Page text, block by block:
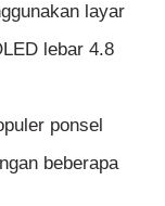
layar
lebar 4.8
ponsel
beberapa